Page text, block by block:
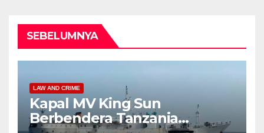
SEBELUMNYA
LAW AND CRIME
Kapal MV King Sun
Berbendera Tanzania